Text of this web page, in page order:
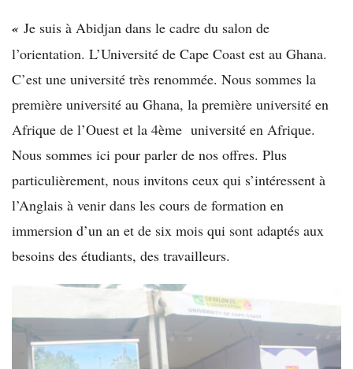
« Je suis à Abidjan dans le cadre du salon de
l’orientation. L’Université de Cape Coast est au Ghana.
C’est une université très renommée. Nous sommes la
première université au Ghana, la première université en
Afrique de l’Ouest et la 4ème université en Afrique.
Nous sommes ici pour parler de nos offres. Plus
particulièrement, nous invitons ceux qui s’intéressent à
l’Anglais à venir dans les cours de formation en
immersion d’un an et de six mois qui sont adaptés aux
besoins des étudiants, des travailleurs.